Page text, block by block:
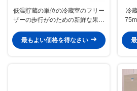
低温貯蔵の単位の冷蔵室のフリー
ザーの歩行がのための新鮮な果物
する
最もよい価格を得なさい
冷